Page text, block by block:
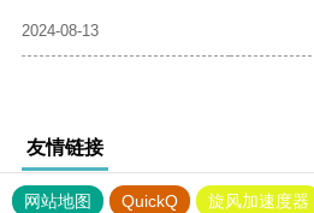
2024-08-13
友情链接
网站地图 QuickQ 旋风加速度器